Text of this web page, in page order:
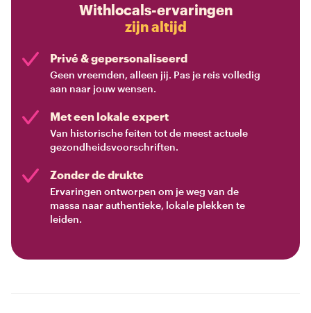
Withlocals-ervaringen
zijn altijd
Privé & gepersonaliseerd
Geen vreemden, alleen jij. Pas je reis volledig
aan naar jouw wensen.
Met een lokale expert
Van historische feiten tot de meest actuele
gezondheidsvoorschriften.
Zonder de drukte
Ervaringen ontworpen om je weg van de
massa naar authentieke, lokale plekken te
leiden.